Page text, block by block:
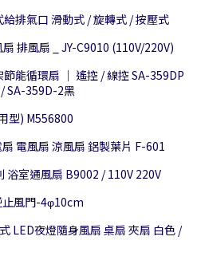
排氣口 滑動式 / 旋轉式 / 按壓式
排風扇 _ JY-C9010 (110V/220V)
節能循環扇 │ 遙控 / 線控 SA-359DP
SA-359D-2黑
型) M556800
電風扇 涼風扇 鋁製葉片 F-601
浴室通風扇 B9002 / 110V 220V
止風門-4φ10cm
LED夜燈隨身風扇 桌扇 夾扇 白色 /